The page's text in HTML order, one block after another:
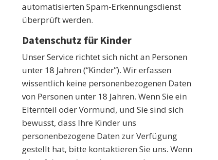
automatisierten Spam-Erkennungsdienst
überprüft werden.
Datenschutz für Kinder
Unser Service richtet sich nicht an Personen
unter 18 Jahren (“Kinder”). Wir erfassen
wissentlich keine personenbezogenen Daten
von Personen unter 18 Jahren. Wenn Sie ein
Elternteil oder Vormund, und Sie sind sich
bewusst, dass Ihre Kinder uns
personenbezogene Daten zur Verfügung
gestellt hat, bitte kontaktieren Sie uns. Wenn